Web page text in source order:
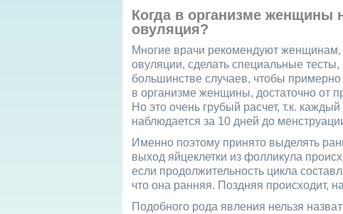
Когда в организме женщины
овуляция?
Многие врачи рекомендуют женщинам,
овуляции, сделать специальные
большинстве случаев, чтобы
в организме женщины, достаточно от
Но это очень грубый расчет, т.к.
наблюдается за 10 дней до
Именно поэтому принято выделять
выход яйцеклетки из фолликула
если продолжительность цикла
что она ранняя. Поздняя происходит,
Подобного рода явления нельзя